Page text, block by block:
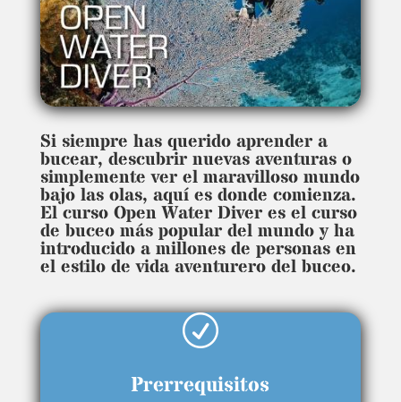
Si siempre has querido aprender a
bucear, descubrir nuevas aventuras o
simplemente ver el maravilloso mundo
bajo las olas, aquí es donde comienza.
El curso Open Water Diver es el curso
de buceo más popular del mundo y ha
introducido a millones de personas en
el estilo de vida aventurero del buceo.
R
Prerrequisitos